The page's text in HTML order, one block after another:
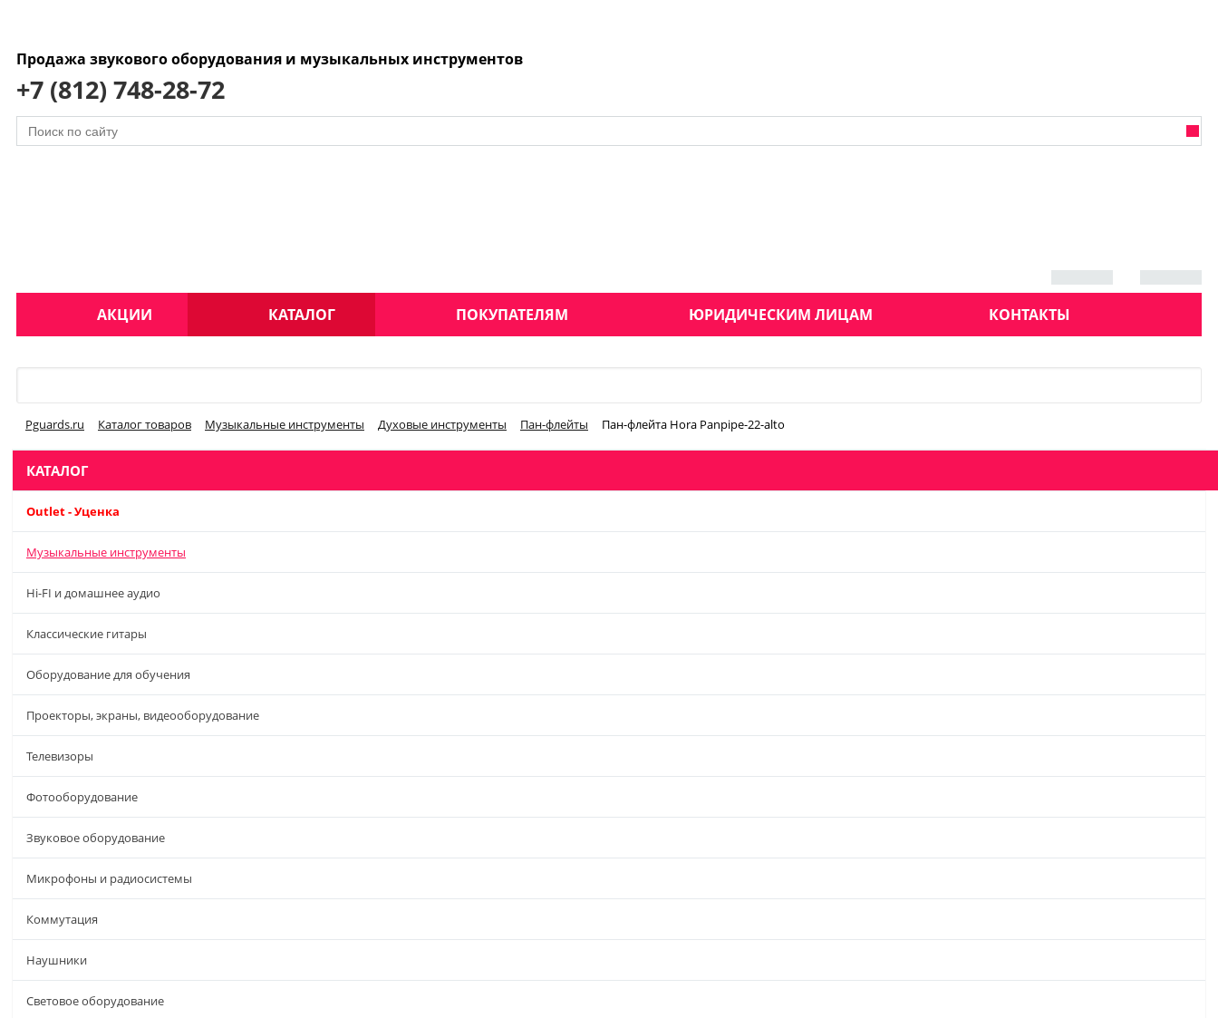
Продажа звукового оборудования и музыкальных инструментов
+7 (812) 748-28-72
АКЦИИ КАТАЛОГ ПОКУПАТЕЛЯМ ЮРИДИЧЕСКИМ ЛИЦАМ КОНТАКТЫ
Pguards.ru Каталог товаров Музыкальные инструменты Духовые инструменты Пан-флейты Пан-флейта Hora Panpipe-22-alto
КАТАЛОГ
Outlet - Уценка
Музыкальные инструменты
Hi-FI и домашнее аудио
Классические гитары
Оборудование для обучения
Проекторы, экраны, видеооборудование
Телевизоры
Фотооборудование
Звуковое оборудование
Микрофоны и радиосистемы
Коммутация
Наушники
Световое оборудование